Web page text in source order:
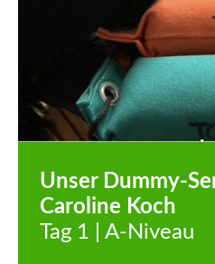
Unser Dummy-
Caroline Koch